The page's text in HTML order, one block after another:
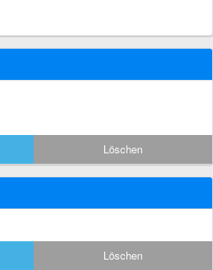
Löschen
Löschen